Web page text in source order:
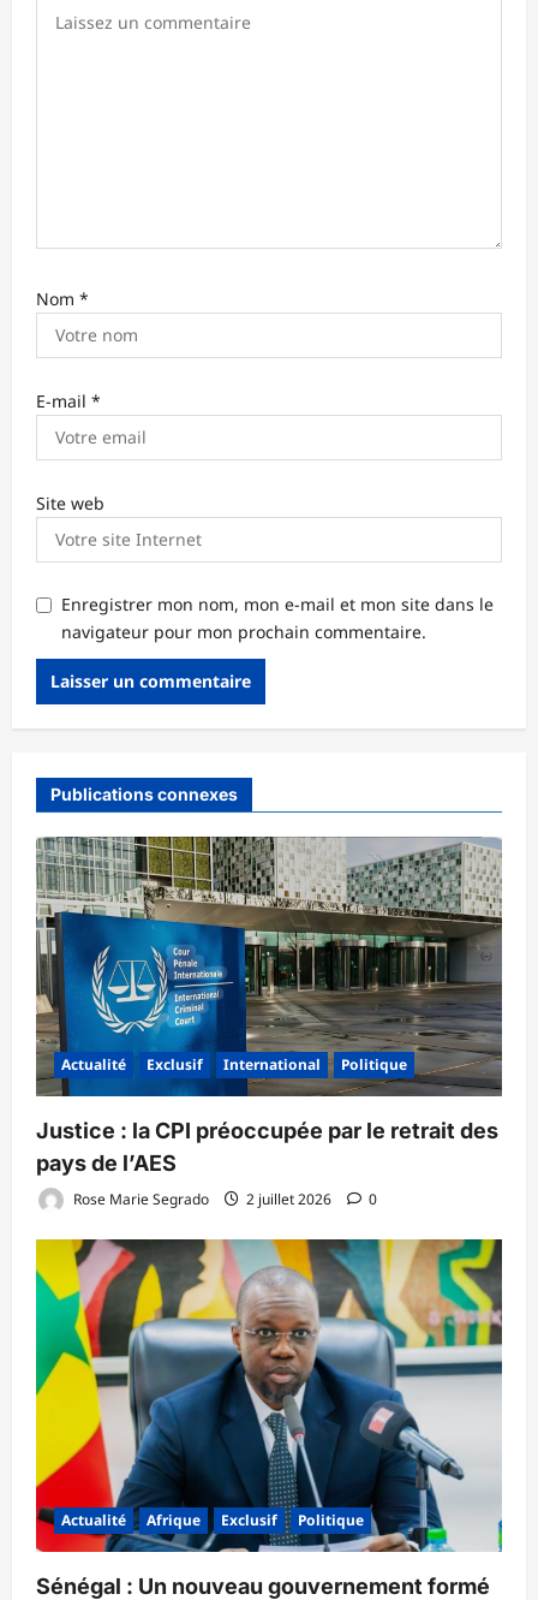
Nom *
E-mail *
Site web
Enregistrer mon nom, mon e-mail et mon site dans le
navigateur pour mon prochain commentaire.
Publications connexes
Actualité Exclusif International Politique
‎Justice : la CPI préoccupée par le retrait des
pays de l’AES ‎
Rose Marie Segrado 2 juillet 2026 0
Actualité Afrique Exclusif Politique
Sénégal : Un nouveau gouvernement formé